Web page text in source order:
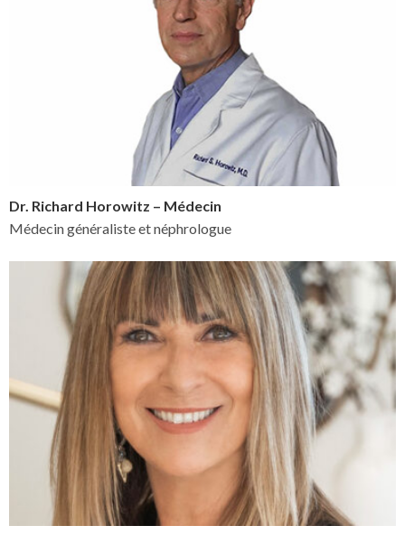
Dr. Richard Horowitz – Médecin
Médecin généraliste et néphrologue